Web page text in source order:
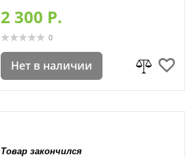
2 300 P.
0
Нет в наличии
Товар закончился